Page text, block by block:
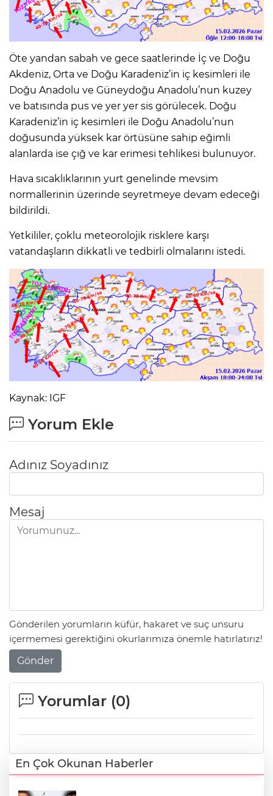
Öte yandan sabah ve gece saatlerinde İç ve Doğu
Akdeniz, Orta ve Doğu Karadeniz’in iç kesimleri ile
Doğu Anadolu ve Güneydoğu Anadolu’nun kuzey
ve batısında pus ve yer yer sis görülecek. Doğu
Karadeniz’in iç kesimleri ile Doğu Anadolu’nun
doğusunda yüksek kar örtüsüne sahip eğimli
alanlarda ise çığ ve kar erimesi tehlikesi bulunuyor.
Hava sıcaklıklarının yurt genelinde mevsim
normallerinin üzerinde seyretmeye devam edeceği
bildirildi.
Yetkililer, çoklu meteorolojik risklere karşı
vatandaşların dikkatli ve tedbirli olmalarını istedi.
Kaynak: IGF
Yorum Ekle
Adınız Soyadınız
Mesaj
Gönderilen yorumların küfür, hakaret ve suç unsuru
içermemesi gerektiğini okurlarımıza önemle hatırlatırız!
Gönder
Yorumlar (0)
En Çok Okunan Haberler